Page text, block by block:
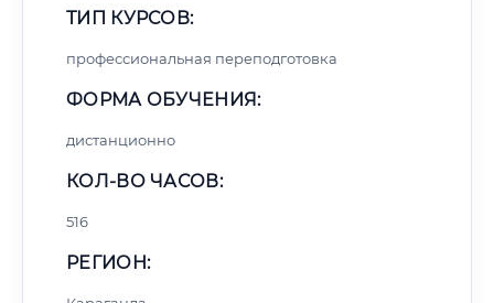
ТИП КУРСОВ:
профессиональная переподготовка
ФОРМА ОБУЧЕНИЯ:
дистанционно
КОЛ-ВО ЧАСОВ:
516
РЕГИОН: